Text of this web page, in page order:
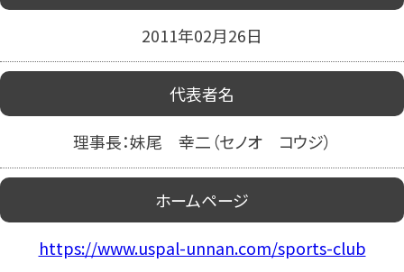
2011年02月26日
代表者名
理事長：妹尾 幸二（セノオ コウジ）
ホームページ
https://www.uspal-unnan.com/sports-club